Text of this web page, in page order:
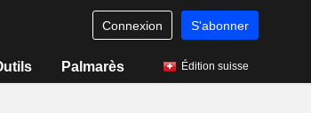
Connexion S'abonner
Palmarès Édition suisse